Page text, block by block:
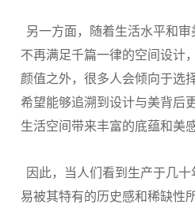
另一方面，随着生活水平和
不再满足千篇一律的空间设计
颜值之外，很多人会倾向于选
希望能够追溯到设计与美背后
生活空间带来丰富的底蕴和美感
因此，当人们看到生产于几
易被其特有的历史感和稀缺性